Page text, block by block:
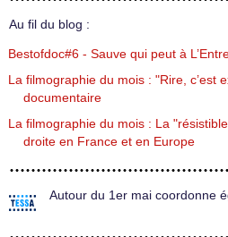
Au fil du blog :
Bestofdoc#6 - Sauve qui peut à
La filmographie du mois : "Rire, c’est
documentaire
La filmographie du mois : La
droite en France et en Europe
Autour du 1er mai coordonne